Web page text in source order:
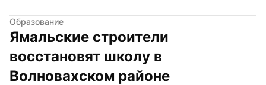
Образование
Ямальские строители
восстановят школу в
Волновахском районе